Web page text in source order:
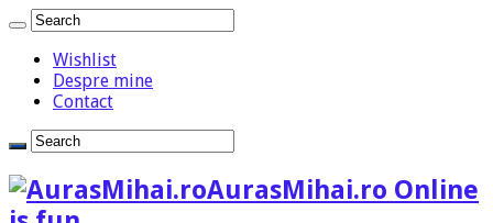
Wishlist
Despre mine
Contact
AurasMihai.ro Online